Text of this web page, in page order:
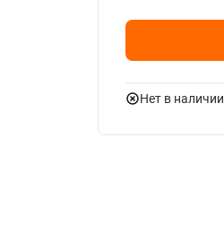
Нет в наличии